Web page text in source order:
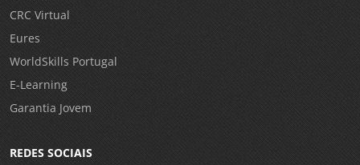
CRC Virtual
Eures
WorldSkills Portugal
E-Learning
Garantia Jovem
REDES SOCIAIS